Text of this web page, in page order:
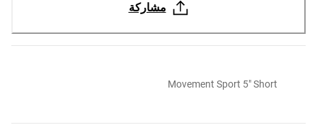
مشاركة
Movement Sport 5" Short